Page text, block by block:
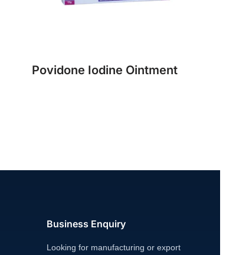
Povidone Iodine Ointment
Business Enquiry
Looking for manufacturing or export